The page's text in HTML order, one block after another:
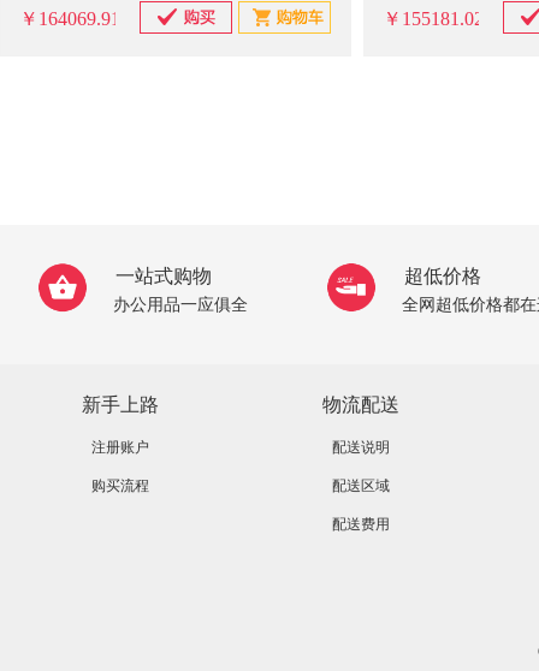
￥164069.91 ￥155181.02
一站式购物
办公用品一应俱全
超低价格
全网超低价格都
新手上路
注册账户
购买流程
物流配送
配送说明
配送区域
配送费用